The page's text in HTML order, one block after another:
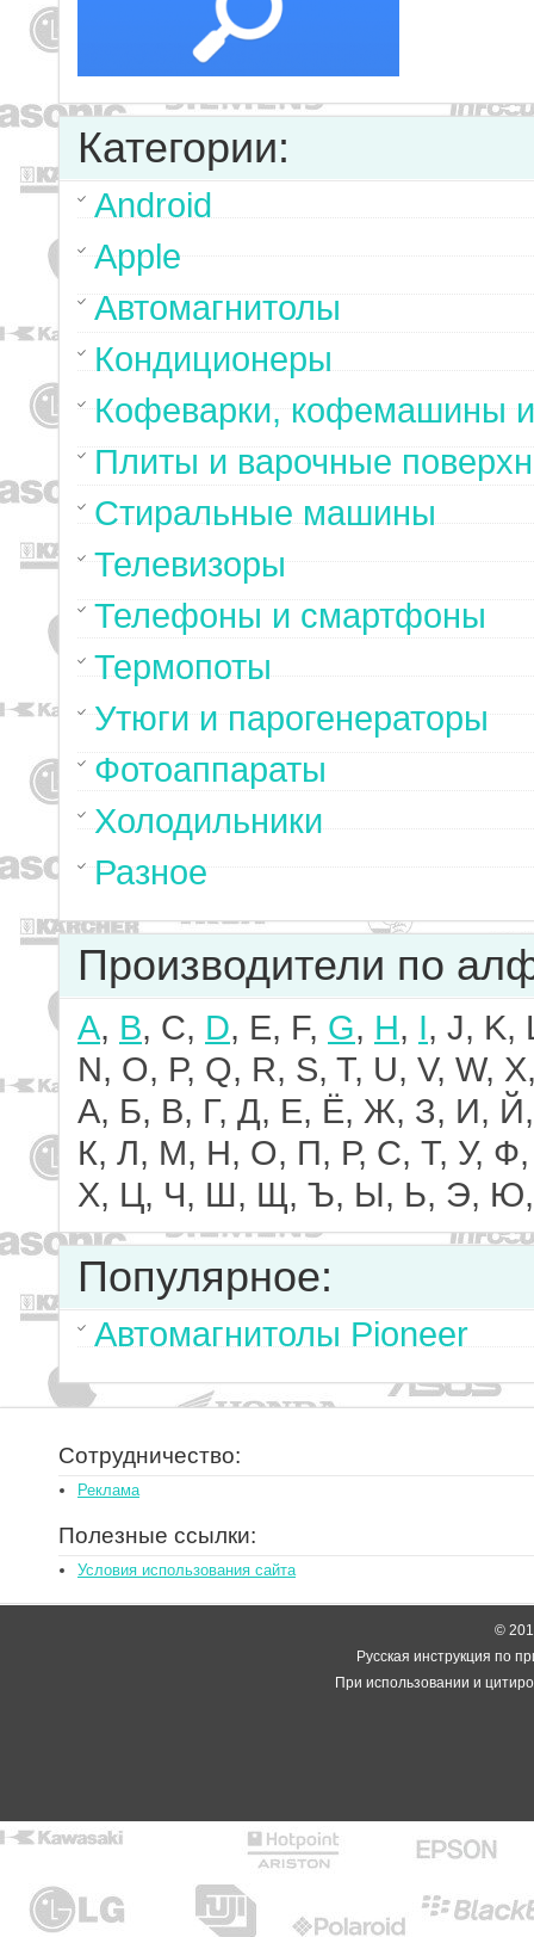
Категории:
Android
Apple
Автомагнитолы
Кондиционеры
Кофеварки, кофемашины
Плиты и варочные
Стиральные машины
Телевизоры
Телефоны и смартфоны
Термопоты
Утюги и парогенераторы
Фотоаппараты
Холодильники
Разное
Производители по
A, B, C, D, E, F, G, H, I, J, K,
N, O, P, Q, R, S, T, U, V, W,
А, Б, В, Г, Д, Е, Ё, Ж, З, И, Й,
К, Л, М, Н, О, П, Р, С, Т, У, Ф,
Х, Ц, Ч, Ш, Щ, Ъ, Ы, Ь, Э,
Популярное:
Автомагнитолы Pioneer
Сотрудничество:
Реклама
Полезные ссылки:
Условия использования сайта
©
Русская инструкция по
При использовании и